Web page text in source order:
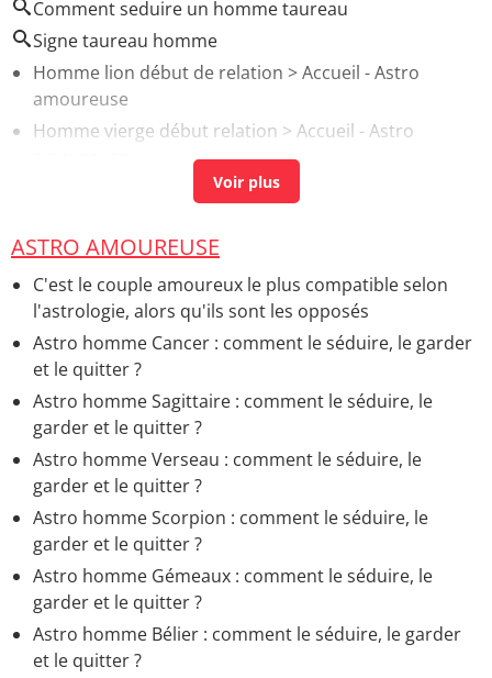
Comment seduire un homme taureau
Signe taureau homme
Homme lion début de relation > Accueil - Astro
amoureuse
Homme vierge début relation > Accueil - Astro
Début de relation avec homme poisson
Bouffées de chaleur homme
l'homme
Homme capricorne en début de relation
Astro amoureuse
ASTRO AMOUREUSE
C'est le couple amoureux le plus compatible selon
l'astrologie, alors qu'ils sont les opposés
Astro homme Cancer : comment le séduire, le garder
et le quitter ?
Astro homme Sagittaire : comment le séduire, le
garder et le quitter ?
Astro homme Verseau : comment le séduire, le
garder et le quitter ?
Astro homme Scorpion : comment le séduire, le
garder et le quitter ?
Astro homme Gémeaux : comment le séduire, le
garder et le quitter ?
Astro homme Bélier : comment le séduire, le garder
et le quitter ?